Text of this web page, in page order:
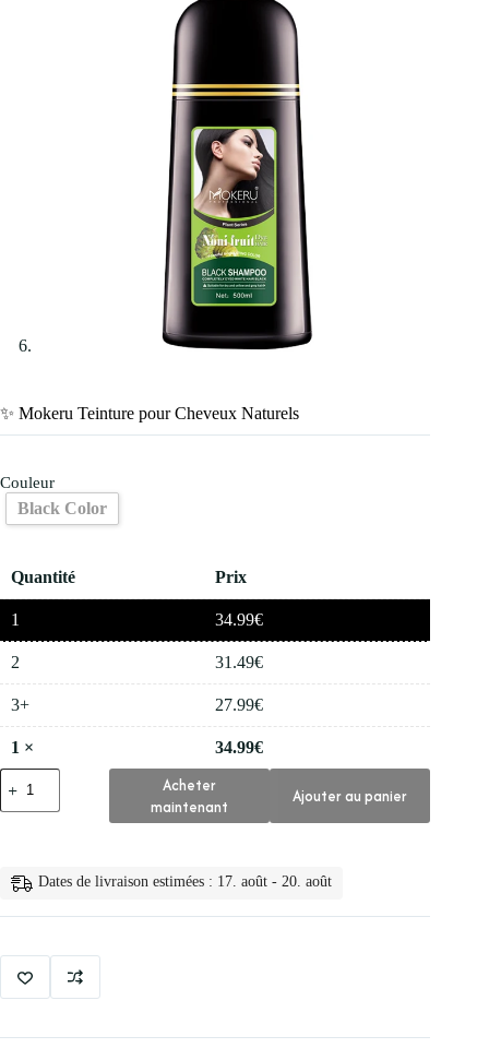
✨ Mokeru Teinture pour Cheveux Naturels
Couleur
Black Color
Quantité Prix
1 34.99€
2 31.49€
3+ 27.99€
1 × 34.99€
quantité
de
✨
Cheveux
Acheter
maintenant
Ajouter au panier
Dates de livraison estimées : 17. août - 20. août